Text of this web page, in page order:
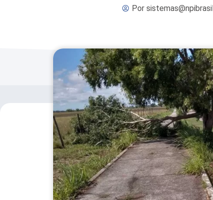
Por